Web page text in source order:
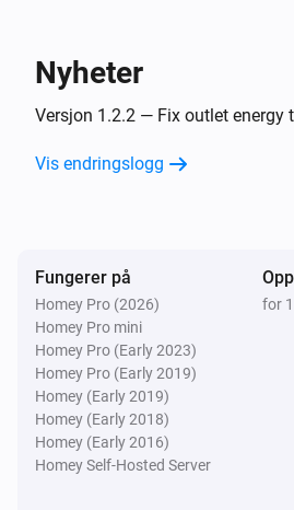
Emporia Vue Outlet
Nyheter
Versjon 1.2.2 — Fix outlet energy
Vis endringslogg
Fungerer på
Homey Pro (2026)
Homey Pro mini
Homey Pro (Early 2023)
Homey Pro (Early 2019)
Homey (Early 2019)
Homey (Early 2018)
Homey (Early 2016)
Homey Self-Hosted Server
for